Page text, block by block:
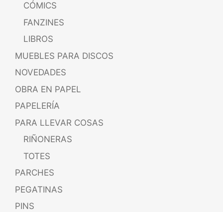
CÓMICS
FANZINES
LIBROS
MUEBLES PARA DISCOS
NOVEDADES
OBRA EN PAPEL
PAPELERÍA
PARA LLEVAR COSAS
RIÑONERAS
TOTES
PARCHES
PEGATINAS
PINS